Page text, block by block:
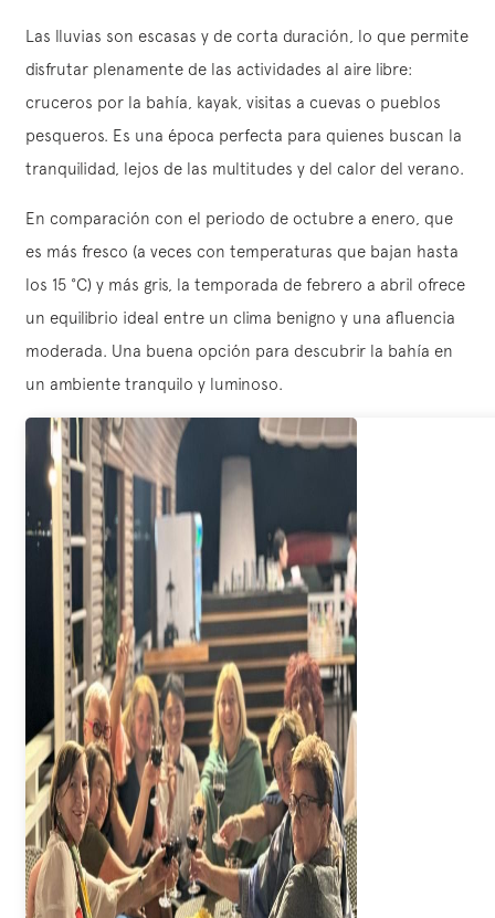
Las lluvias son escasas y de corta duración, lo que permite
disfrutar plenamente de las actividades al aire libre:
cruceros por la bahía, kayak, visitas a cuevas o pueblos
pesqueros. Es una época perfecta para quienes buscan la
tranquilidad, lejos de las multitudes y del calor del verano.
En comparación con el periodo de octubre a enero, que
es más fresco (a veces con temperaturas que bajan hasta
los 15 °C) y más gris, la temporada de febrero a abril ofrece
un equilibrio ideal entre un clima benigno y una afluencia
moderada. Una buena opción para descubrir la bahía en
un ambiente tranquilo y luminoso.